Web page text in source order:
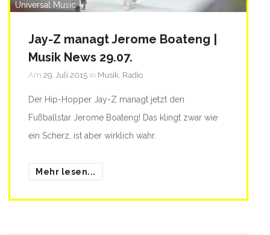
Universal Music
Jay-Z managt Jerome Boateng |
Musik News 29.07.
Am 29. Juli 2015 in Musik Radio
Der Hip-Hopper Jay-Z managt jetzt den
Fußballstar Jerome Boateng! Das klingt zwar wie
ein Scherz, ist aber wirklich wahr.
Mehr lesen...